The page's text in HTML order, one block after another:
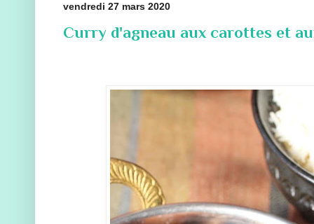
vendredi 27 mars 2020
Curry d'agneau aux carottes et